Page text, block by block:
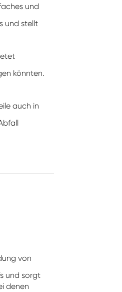
und
und stellt
könnten.
auch in
von
und sorgt
denen